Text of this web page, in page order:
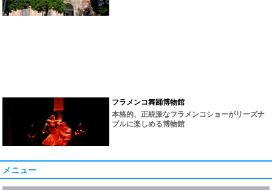
フラメンコ舞踊博物館
本格的、正統派なフラメンコショーがリーズナ
ブルに楽しめる博物館
メニュー